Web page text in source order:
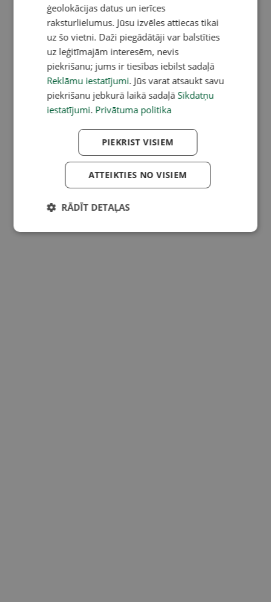
ģeolokācijas datus un ierīces
raksturlielumus. Jūsu izvēles attiecas tikai
uz šo vietni. Daži piegādātāji var balstīties
uz leģitīmajām interesēm, nevis
piekrišanu; jums ir tiesības iebilst sadaļā
Reklāmu iestatījumi. Jūs varat atsaukt savu
piekrišanu jebkurā laikā sadaļā Sīkdatņu
iestatījumi. Privātuma politika
PIEKRIST VISIEM
ATTEIKTIES NO VISIEM
RĀDĪT DETAĻAS